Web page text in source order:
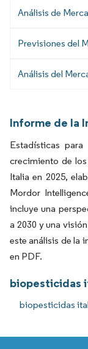
Análisis de
Previsiones del
Análisis del
Informe de la
Estadísticas
crecimiento de
Italia en 2025,
Mordor
incluye una
a 2030 y una
este análisis de la
en PDF.
biopesticidas
biopesticidas